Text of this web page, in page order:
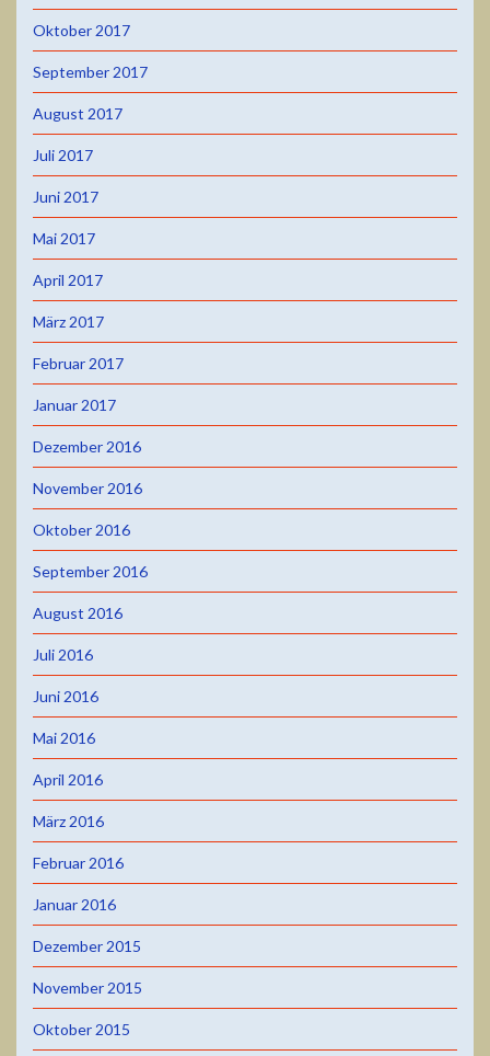
Oktober 2017
September 2017
August 2017
Juli 2017
Juni 2017
Mai 2017
April 2017
März 2017
Februar 2017
Januar 2017
Dezember 2016
November 2016
Oktober 2016
September 2016
August 2016
Juli 2016
Juni 2016
Mai 2016
April 2016
März 2016
Februar 2016
Januar 2016
Dezember 2015
November 2015
Oktober 2015